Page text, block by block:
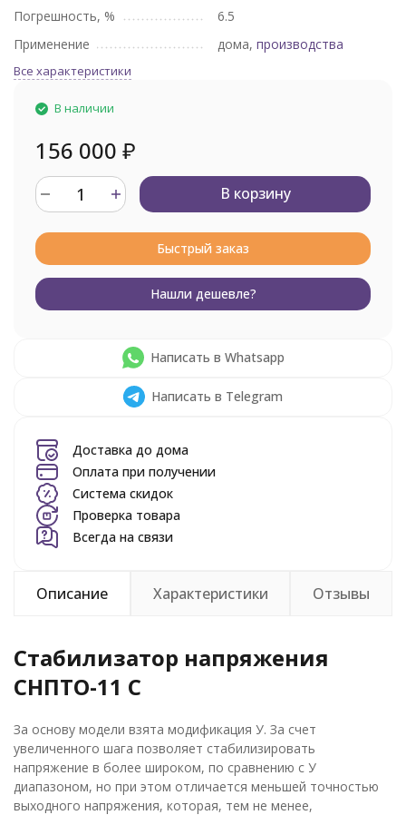
Погрешность, %
6.5
Применение
дома, производства
Все характеристики
В наличии
156 000 ₽
В корзину
Быстрый заказ
Нашли дешевле?
Написать в Whatsapp
Написать в Telegram
Доставка до дома
Оплата при получении
Система скидок
Проверка товара
Всегда на связи
Описание Характеристики Отзывы
Стабилизатор напряжения
СНПТО-11 С
За основу модели взята модификация У. За счет
увеличенного шага позволяет стабилизировать
напряжение в более широком, по сравнению с У
диапазоном, но при этом отличается меньшей точностью
выходного напряжения, которая, тем не менее,